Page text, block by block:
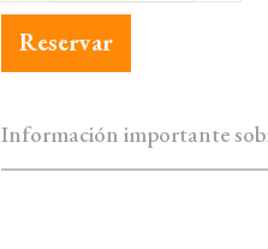
Reservar
Información importante